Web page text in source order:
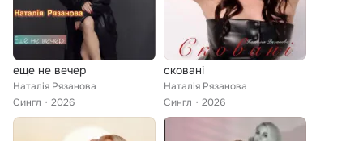
еще не вечер
Наталія Рязанова
Сингл
2026
сковані
Наталія Рязанова
Сингл
2026